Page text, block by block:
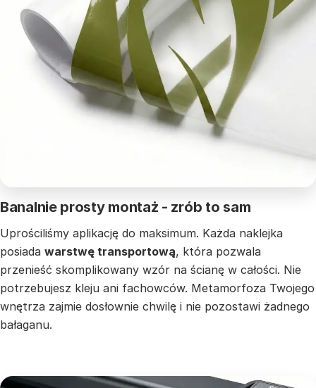
Banalnie prosty montaż - zrób to sam
Uprościliśmy aplikację do maksimum. Każda naklejka
posiada warstwę transportową, która pozwala
przenieść skomplikowany wzór na ścianę w całości. Nie
potrzebujesz kleju ani fachowców. Metamorfoza Twojego
wnętrza zajmie dosłownie chwilę i nie pozostawi żadnego
bałaganu.